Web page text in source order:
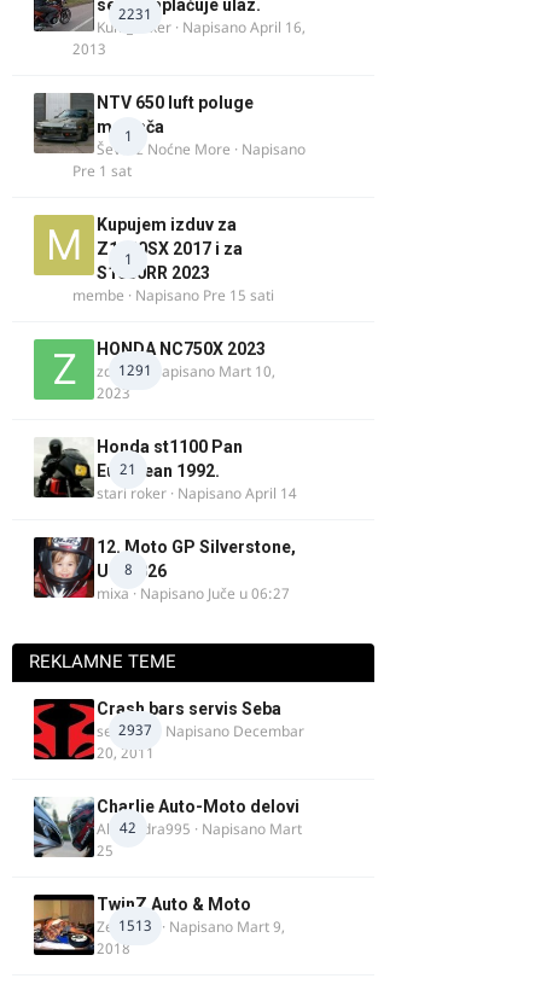
2231
se ne naplaćuje ulaz.
Kum_Mixer · NapisanoApril 16,
2013
1
NTV 650 luft poluge
menjača
Ševa iz Noćne More · Napisano
Pre 1 sat
1
Kupujem izduv za
Z1000SX 2017 i za
S1000RR 2023
membe · Napisano Pre 15 sati
1291
HONDA NC750X 2023
zdelija· Napisano Mart 10,
2023
21
Honda st1100 Pan
European 1992.
stari roker · NapisanoApril 14
8
12. Moto GP Silverstone,
UK, 2026
mixa · Napisano Juče u 06:27
REKLAMNE TEME
2937
Crash bars servis Seba
seba011 · Napisano Decembar
20, 2011
42
Charlie Auto-Moto delovi
Alexandra995 · Napisano Mart
25
1513
TwinZ Auto & Moto
Zeljkamp · Napisano Mart 9,
2018